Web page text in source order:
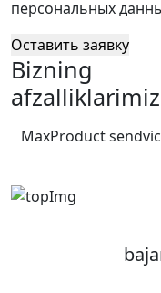
персональных
Оставить заявку
Bizning
afzalliklarimiz
MaxProduct